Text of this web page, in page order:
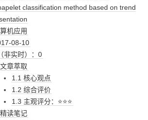
classification method based on trend
机应用
08-10
非实时）：0
章萃取
1.1 核心观点
1.2 综合评价
1.3 主观评分：⭐⭐⭐
读笔记